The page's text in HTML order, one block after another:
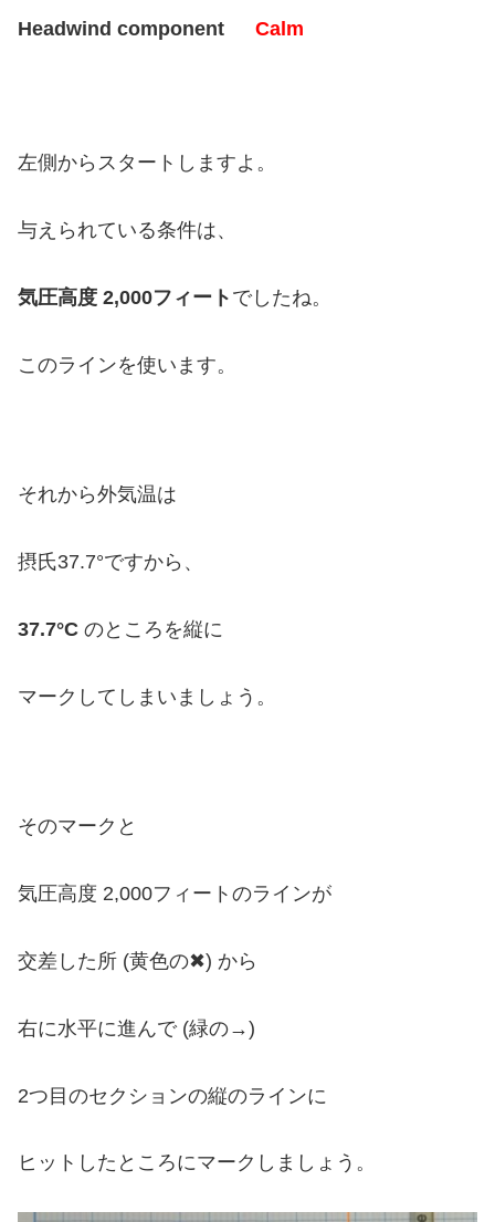
Headwind component Calm
左側からスタートしますよ。
与えられている条件は、
気圧高度 2,000フィート でしたね。
このラインを使います。
それから外気温は
摂氏37.7°ですから、
37.7°C のところを縦に
マークしてしまいましょう。
そのマークと
気圧高度 2,000フィートのラインが
交差した所 (黄色の✖) から
右に水平に進んで (緑の→)
2つ目のセクションの縦のラインに
ヒットしたところにマークしましょう。